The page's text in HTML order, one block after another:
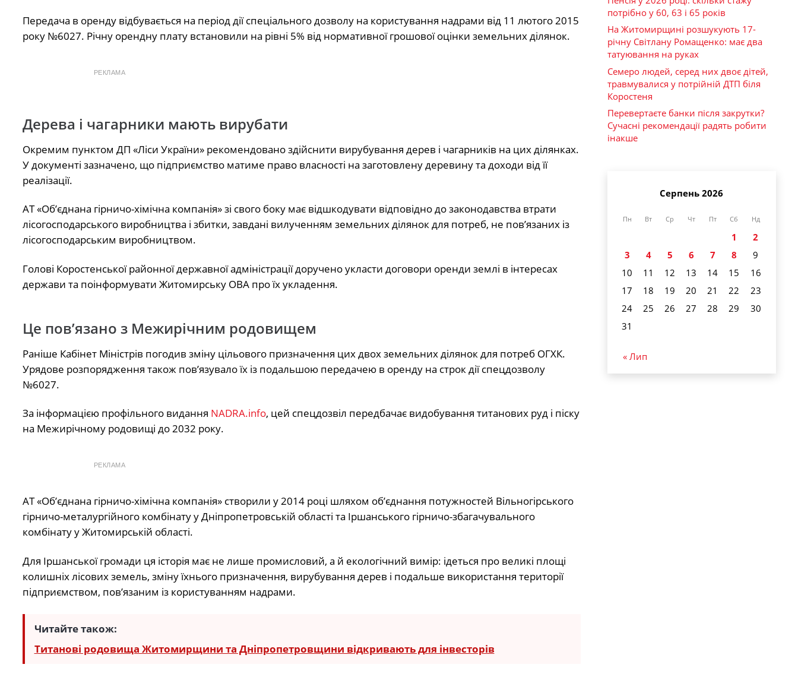
Передача в оренду відбувається на період дії спеціального дозволу на користування надрами від 11 лютого 2015
року №6027. Річну орендну плату встановили на рівні 5% від нормативної грошової оцінки земельних ділянок.
РЕКЛАМА
Дерева і чагарники мають вирубати
Окремим пунктом ДП «Ліси України» рекомендовано здійснити вирубування дерев і чагарників на цих ділянках.
У документі зазначено, що підприємство матиме право власності на заготовлену деревину та доходи від її
реалізації.
АТ «Об’єднана гірничо-хімічна компанія» зі свого боку має відшкодувати відповідно до законодавства втрати
лісогосподарського виробництва і збитки, завдані вилученням земельних ділянок для потреб, не пов’язаних із
лісогосподарським виробництвом.
Голові Коростенської районної державної адміністрації доручено укласти договори оренди землі в інтересах
держави та поінформувати Житомирську ОВА про їх укладення.
Це пов’язано з Межирічним родовищем
Раніше Кабінет Міністрів погодив зміну цільового призначення цих двох земельних ділянок для потреб ОГХК.
Урядове розпорядження також пов’язувало їх із подальшою передачею в оренду на строк дії спецдозволу
№6027.
За інформацією профільного видання NADRA.info, цей спецдозвіл передбачає видобування титанових руд і піску
на Межирічному родовищі до 2032 року.
РЕКЛАМА
АТ «Об’єднана гірничо-хімічна компанія» створили у 2014 році шляхом об’єднання потужностей Вільногірського
гірничо-металургійного комбінату у Дніпропетровській області та Іршанського гірничо-збагачувального
комбінату у Житомирській області.
Для Іршанської громади ця історія має не лише промисловий, а й екологічний вимір: ідеться про великі площі
колишніх лісових земель, зміну їхнього призначення, вирубування дерев і подальше використання території
підприємством, пов’язаним із користуванням надрами.
Читайте також:
Титанові родовища Житомирщини та Дніпропетровщини відкривають для інвесторів
потрібно у 60, 63 і 65 років
На Житомирщині розшукують 17-
річну Світлану Ромащенко: має два
татуювання на руках
Семеро людей, серед них двоє дітей,
травмувалися у потрійній ДТП біля
Коростеня
Перевертаєте банки після закрутки?
Сучасні рекомендації радять робити
інакше
Серпень 2026
Пн Вт Ср Чт Пт Сб Нд
1
2
3
4 5 6 7 8
9
10
11 12 13 14 15
16
17
18 19 20 21 22
23
24
25 26 27 28 29
30
31
« Лип